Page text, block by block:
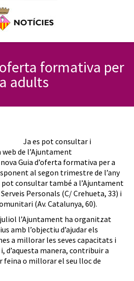
formativa per
a adults
Ja es pot consultar i
de l’Ajuntament
Guia d’oferta formativa per a
al segon trimestre de l’any
consultar també a l’Ajuntament
Serveis Personals (C/ Crehueta, 33) i
(Av. Catalunya, 60).
juliol l’Ajuntament ha organitzat
amb l’objectiu d’ajudar els
a millorar les seves capacitats i
d’aquesta manera, contribuir a
o millorar el seu lloc de